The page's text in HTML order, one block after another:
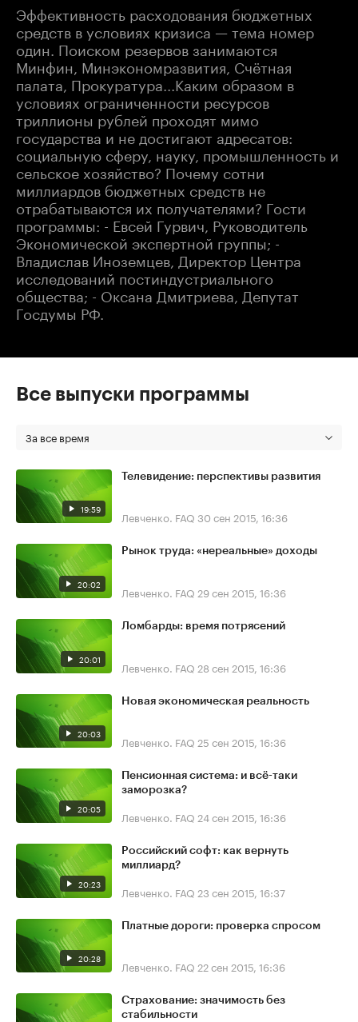
Эффективность расходования бюджетных
средств в условиях кризиса — тема номер
один. Поиском резервов занимаются
Минфин, Минэкономразвития, Счётная
палата, Прокуратура...Каким образом в
условиях ограниченности ресурсов
триллионы рублей проходят мимо
государства и не достигают адресатов:
социальную сферу, науку, промышленность и
сельское хозяйство? Почему сотни
миллиардов бюджетных средств не
отрабатываются их получателями? Гости
программы: - Евсей Гурвич, Руководитель
Экономической экспертной группы; -
Владислав Иноземцев, Директор Центра
исследований постиндустриального
общества; - Оксана Дмитриева, Депутат
Госдумы РФ.
Все выпуски программы
За все время
19:59
Телевидение: перспективы развития
Левченко. FAQ 30 сен 2015, 16:36
20:02
Рынок труда: «нереальные» доходы
Левченко. FAQ 29 сен 2015, 16:36
20:01
Ломбарды: время потрясений
Левченко. FAQ 28 сен 2015, 16:36
20:03
Новая экономическая реальность
Левченко. FAQ 25 сен 2015, 16:36
20:05
Пенсионная система: и всё-таки
заморозка?
Левченко. FAQ 24 сен 2015, 16:36
20:23
Российский софт: как вернуть
миллиард?
Левченко. FAQ 23 сен 2015, 16:37
20:28
Платные дороги: проверка спросом
Левченко. FAQ 22 сен 2015, 16:36
Страхование: значимость без
стабильности